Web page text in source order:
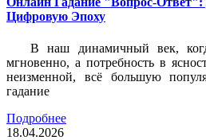
Цифровую Эпоху
В наш динамичный век,
мгновенно, а потребность в
неизменной, всё большую
гадание
Подробнее
18.04.2026